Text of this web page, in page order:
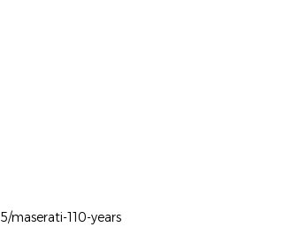
110-years